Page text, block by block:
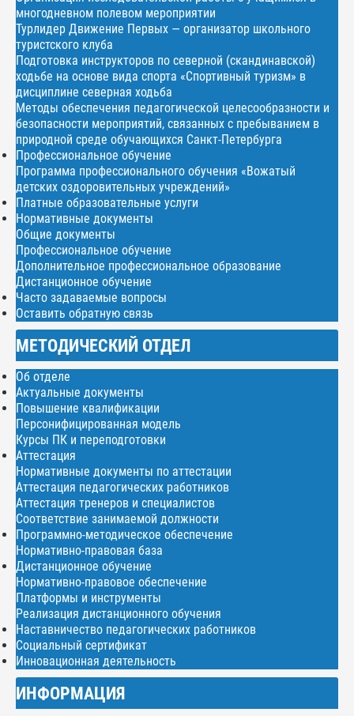
многодневном полевом мероприятии
Турлидер Движение Первых — организатор школьного
туристского клуба
Подготовка инструкторов по северной (скандинавской)
ходьбе на основе вида спорта «Спортивный туризм» в
дисциплине северная ходьба
Методы обеспечения педагогической целесообразности и
безопасности мероприятий, связанных с пребыванием в
природной среде обучающихся Санкт-Петербурга
Профессиональное обучение
Программа профессионального обучения «Вожатый
детских оздоровительных учреждений»
Платные образовательные услуги
Нормативные документы
Общие документы
Профессиональное обучение
Дополнительное профессиональное образование
Дистанционное обучение
Часто задаваемые вопросы
Оставить обратную связь
МЕТОДИЧЕСКИЙ ОТДЕЛ
Об отделе
Актуальные документы
Повышение квалификации
Персонифицированная модель
Курсы ПК и переподготовки
Аттестация
Нормативные документы по аттестации
Аттестация педагогических работников
Аттестация тренеров и специалистов
Соответствие занимаемой должности
Программно-методическое обеспечение
Нормативно-правовая база
Дистанционное обучение
Нормативно-правовое обеспечение
Платформы и инструменты
Реализация дистанционного обучения
Наставничество педагогических работников
Социальный сертификат
Инновационная деятельность
ИНФОРМАЦИЯ